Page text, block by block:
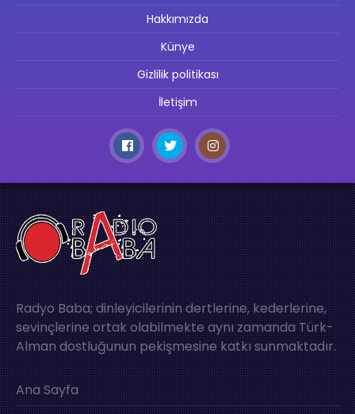
Hakkımızda
Künye
Gizlilik politikası
İletişim
Radyo Baba; dinleyicilerinin dertlerine, kederlerine,
sevinçlerine ortak olabilmekte aynı zamanda Türk-
Alman dostluğunun pekişmesine katkı sunmaktadır.
Ana Sayfa